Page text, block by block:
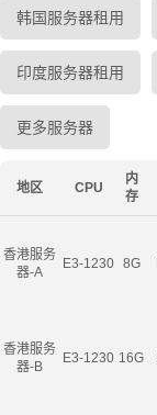
韩国服务器租用
印度服务器租用
更多服务器
地区 CPU
内
存
香港服务
器-A
E3-1230 8G
香港服务
器-B
E3-1230 16G